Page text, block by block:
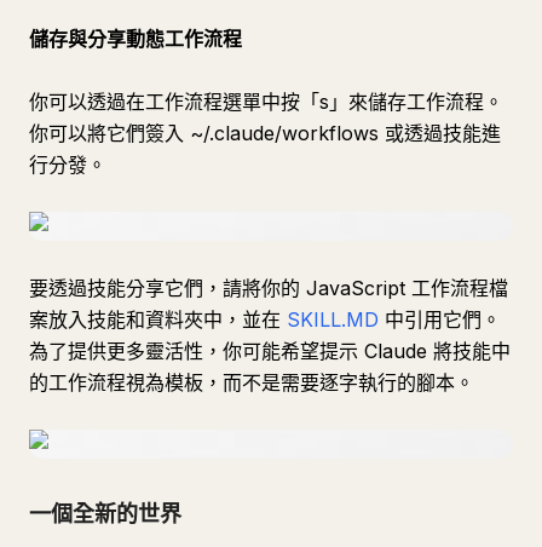
儲存與分享動態工作流程
你可以透過在工作流程選單中按「s」來儲存工作流程。
你可以將它們簽入 ~/.claude/workflows 或透過技能進
行分發。
要透過技能分享它們，請將你的 JavaScript 工作流程檔
案放入技能和資料夾中，並在 SKILL.MD 中引用它們。
為了提供更多靈活性，你可能希望提示 Claude 將技能中
的工作流程視為模板，而不是需要逐字執行的腳本。
一個全新的世界